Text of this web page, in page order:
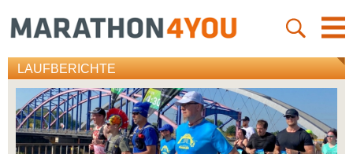
LAUFBERICHTE